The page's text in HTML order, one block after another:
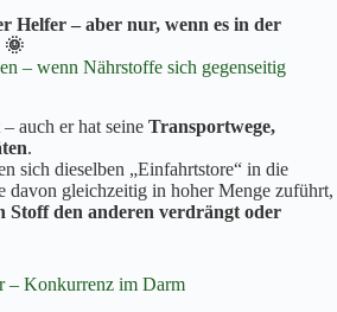
Helfer – aber nur, wenn es in der
🌞
– wenn Nährstoffe sich gegenseitig
auch er hat seine Transportwege,
.
sich dieselben „Einfahrtstore“ in die
davon gleichzeitig in hoher Menge zuführt,
Stoff den anderen verdrängt oder
Konkurrenz im Darm